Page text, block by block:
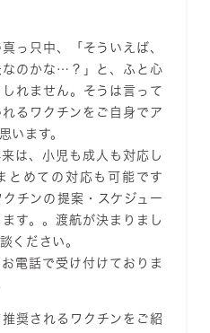
っ只中、「そういえば、
のかな…？」と、ふと心
れません。そうは言って
るワクチンをご自身でア
います。
は、小児も成人も対応し
とめての対応も可能です
チンの提案・スケジュー
す。。渡航が決まりまし
ください。
電話で受け付けておりま
奨されるワクチンをご紹